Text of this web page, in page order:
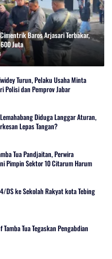
Baros Arjasari Terbakar,
Juta
Turun, Pelaku Usaha Minta
Polisi dan Pemprov Jabar
Diduga Langgar Aturan,
Lepas Tangan?
Tua Pandjaitan, Perwira
Pimpin Sektor 10 Citarum Harum
DS ke Sekolah Rakyat kota Tebing
Tua Tegaskan Pengabdian